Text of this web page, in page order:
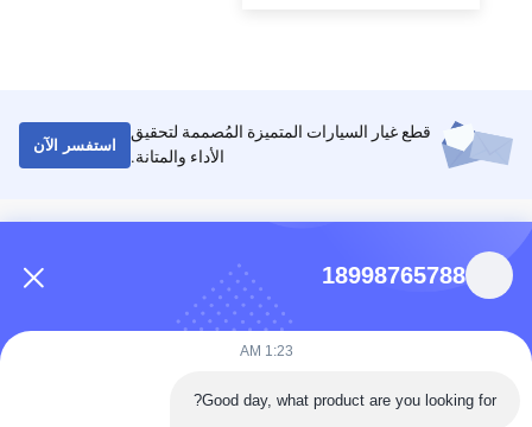
قطع غيار السيارات المتميزة المُصممة لتحقيق
الأداء والمتانة.
استفسر الآن
86-0731-198823123-11
Puooedr@maoyt.com
18998765788
1:23 AM
Good day, what product are you looking for?